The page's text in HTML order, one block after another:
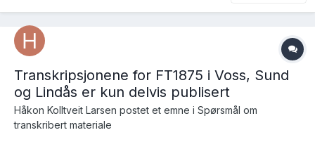
Transkripsjonene for FT1875 i Voss, Sund
og Lindås er kun delvis publisert
Håkon Kolltveit Larsen postet et emne i Spørsmål om
transkribert materiale